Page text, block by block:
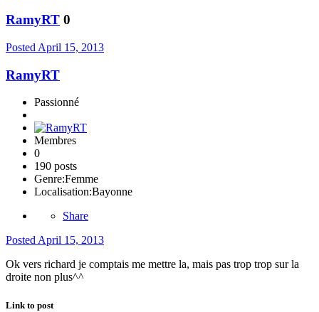
RamyRT 0
Posted April 15, 2013
RamyRT
Passionné
Membres
0
190 posts
Genre:Femme
Localisation:Bayonne
Share
PostedApril 15, 2013
Ok vers richard je comptais me mettre la, mais pas trop trop sur la
droite non plus^^
Link to post